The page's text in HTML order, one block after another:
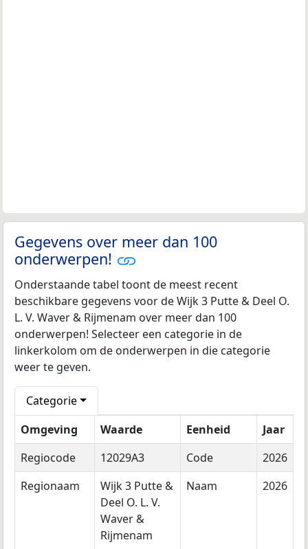
Gegevens over meer dan 100
onderwerpen!
Onderstaande tabel toont de meest recent
beschikbare gegevens voor de Wijk 3 Putte & Deel O.
L. V. Waver & Rijmenam over meer dan 100
onderwerpen! Selecteer een categorie in de
linkerkolom om de onderwerpen in die categorie
weer te geven.
Categorie
Omgeving
Waarde Eenheid
Jaar
Regiocode
12029A3 Code
2026
Regionaam
Wijk 3 Putte &
Deel O. L. V.
Waver &
Rijmenam
Naam 2026